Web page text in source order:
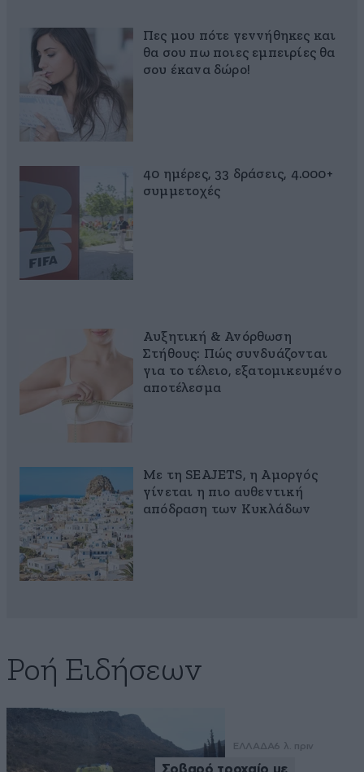
Πες μου πότε γεννήθηκες και
θα σου πω ποιες εμπειρίες θα
σου έκανα δώρο!
40 ημέρες, 33 δράσεις, 4.000+
συμμετοχές
Αυξητική & Ανόρθωση
Στήθους: Πώς συνδυάζονται
για το τέλειο, εξατομικευμένο
αποτέλεσμα
Με τη SEAJETS, η Αμοργός
γίνεται η πιο αυθεντική
απόδραση των Κυκλάδων
Ροή Ειδήσεων
ΕΛΛΑΔΑ6 λ. πριν